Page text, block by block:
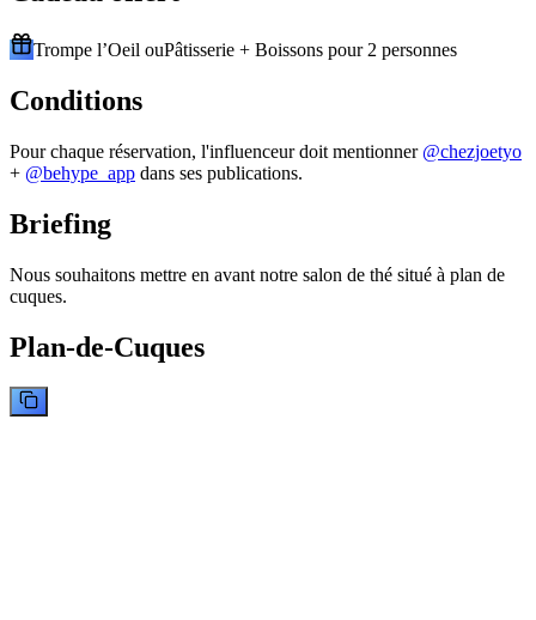
Trompe l’Oeil ouPâtisserie + Boissons pour 2 personnes
Conditions
Pour chaque réservation, l'influenceur doit mentionner @chezjoetyo
+ @behype_app dans ses publications.
Briefing
Nous souhaitons mettre en avant notre salon de thé situé à plan de
cuques.
Plan-de-Cuques